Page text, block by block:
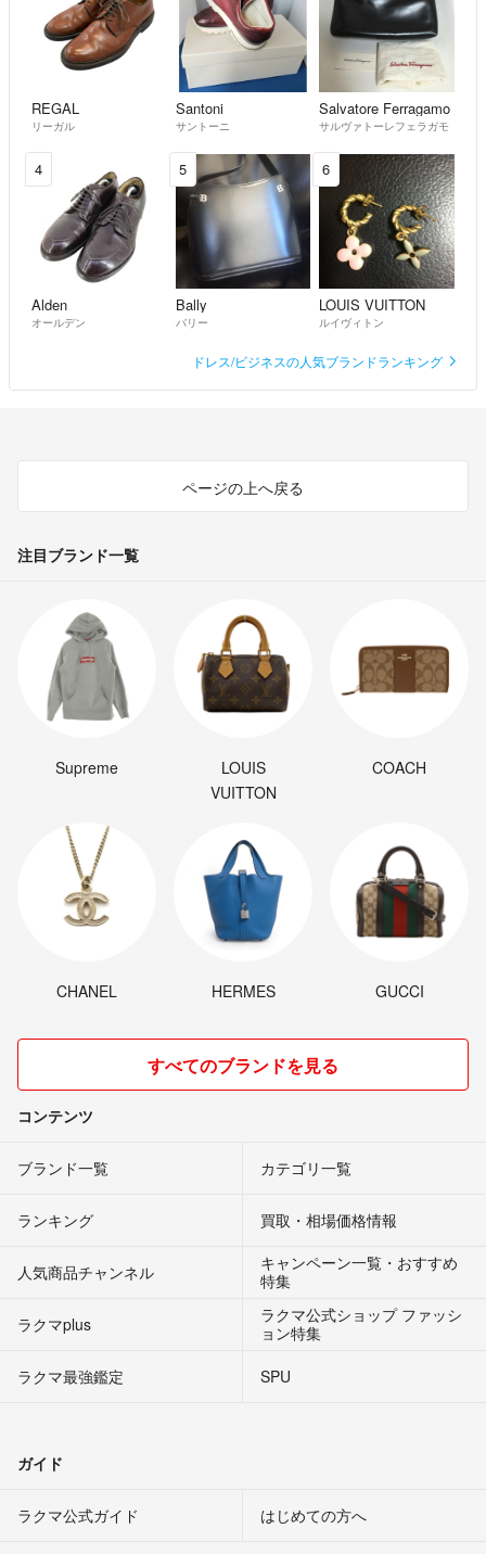
REGAL
リーガル
Santoni
サントーニ
Salvatore Ferragamo
サルヴァトーレフェラガモ
4
Alden
オールデン
5
Bally
バリー
6
LOUIS VUITTON
ルイヴィトン
ドレス/ビジネスの人気ブランドランキング
ページの上へ戻る
注目ブランド一覧
Supreme
LOUIS
VUITTON
COACH
CHANEL HERMES GUCCI
すべてのブランドを見る
コンテンツ
ブランド一覧 カテゴリ一覧
ランキング 買取・相場価格情報
人気商品チャンネル
キャンペーン一覧・おすすめ
特集
ラクマplus
ラクマ公式ショップ ファッシ
ョン特集
ラクマ最強鑑定
SPU
ガイド
ラクマ公式ガイド はじめての方へ